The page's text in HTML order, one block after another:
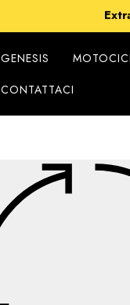
GENESIS
CONTATTACI